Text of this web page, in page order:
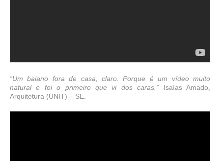
“Um baiano fora de casa, claro. Porque é um vídeo muito
natural e foi o primeiro que vi dos caras.” Isaías Amado,
Arquitetura (UNIT) – SE.